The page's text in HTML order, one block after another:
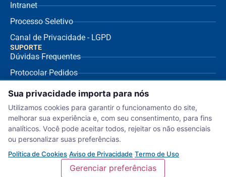
Intranet
Processo Seletivo
Canal de Privacidade - LGPD
SUPORTE
Dúvidas Frequentes
Protocolar Pedidos
Envio de NF Fornecedor
Ouvidoria
Aviso de Privacidade
Termo de Uso
Política de Cookies
Sua privacidade importa para nós
Utilizamos cookies para garantir o funcionamento do site,
melhorar sua experiência e, com seu consentimento, para fins
analíticos. Você pode aceitar todos, rejeitar os não essenciais
ou personalizar suas preferências.
Política de Cookies·Aviso de Privacidade·Termo de Uso
Gerenciar preferências